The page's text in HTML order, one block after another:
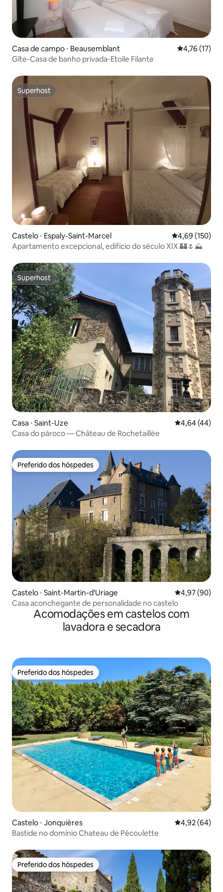
Casa de campo ⋅ Beausemblant 4,76 de uma
4,76 (17)
Gîte-Casa de banho privada-Etoile Filante
Superhost
Superhost
Castelo ⋅ Espaly-Saint-Marcel 4,69 de uma
4,69 (150)
Apartamento excepcional, edifício do século XIX 🏰🌷⛰
Superhost
Superhost
Casa ⋅ Saint-Uze 4,64 de uma
4,64 (44)
Casa do pároco — Château de Rochetaillée
Preferido dos hóspedes
Preferido dos hóspedes
Castelo ⋅ Saint-Martin-d'Uriage 4,97 de uma
4,97 (90)
Casa aconchegante de personalidade no castelo
Acomodações em castelos com
lavadora e secadora
Preferido dos hóspedes
Preferido dos hóspedes
Castelo ⋅ Jonquières 4,92 de uma
4,92 (64)
Bastide no domínio Chateau de Pécoulette
Preferido dos hóspedes
Preferido dos hóspedes